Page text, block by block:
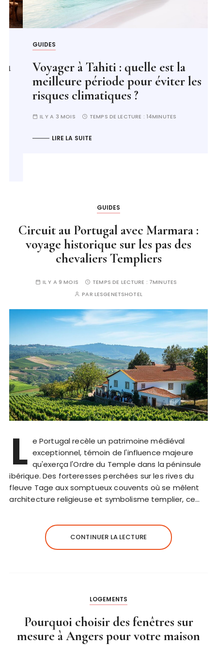
GUIDES
Voyager à Tahiti : quelle est la
meilleure période pour éviter les
risques climatiques ?
IL Y A 3 MOIS TEMPS DE LECTURE :14MINUTES
LIRE LA SUITE
GUIDES
Circuit au Portugal avec Marmara :
voyage historique sur les pas des
chevaliers Templiers
IL Y A 9 MOIS TEMPS DE LECTURE : 7MINUTES
PAR LESGENETSHOTEL
L e Portugal recèle un patrimoine médiéval
exceptionnel, témoin de l'influence majeure
qu'exerça l'Ordre du Temple dans la péninsule
ibérique. Des forteresses perchées sur les rives du
fleuve Tage aux somptueux couvents où se mêlent
architecture religieuse et symbolisme templier, ce…
CONTINUER LA LECTURE
LOGEMENTS
Pourquoi choisir des fenêtres sur
mesure à Angers pour votre maison